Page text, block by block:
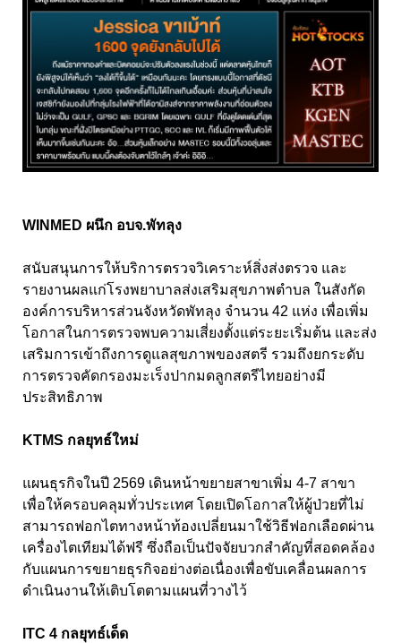
WINMED ผนึก อบจ.พัทลุง
สนับสนุนการให้บริการตรวจวิเคราะห์สิ่งส่งตรวจ และ
รายงานผลแก่โรงพยาบาลส่งเสริมสุขภาพตำบล ในสังกัด
องค์การบริหารส่วนจังหวัดพัทลุง จำนวน 42 แห่ง เพื่อเพิ่ม
โอกาสในการตรวจพบความเสี่ยงตั้งแต่ระยะเริ่มต้น และส่ง
เสริมการเข้าถึงการดูแลสุขภาพของสตรี รวมถึงยกระดับ
การตรวจคัดกรองมะเร็งปากมดลูกสตรีไทยอย่างมี
ประสิทธิภาพ
KTMS กลยุทธ์ใหม่
แผนธุรกิจในปี 2569 เดินหน้าขยายสาขาเพิ่ม 4-7 สาขา
เพื่อให้ครอบคลุมทั่วประเทศ โดยเปิดโอกาสให้ผู้ป่วยที่ไม่
สามารถฟอกไตทางหน้าท้องเปลี่ยนมาใช้วิธีฟอกเลือดผ่าน
เครื่องไตเทียมได้ฟรี ซึ่งถือเป็นปัจจัยบวกสำคัญที่สอดคล้อง
กับแผนการขยายธุรกิจอย่างต่อเนื่องเพื่อขับเคลื่อนผลการ
ดำเนินงานให้เติบโตตามแผนที่วางไว้
ITC 4 กลยุทธ์เด็ด